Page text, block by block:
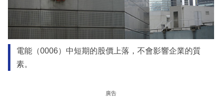
電能（0006）中短期的股價上落，不會影響企業的質
素。
廣告